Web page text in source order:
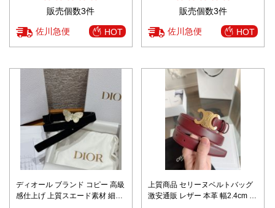
販売個数3件
佐川急便 HOT
販売個数3件
佐川急便 HOT
ディオール ブランド コピー 高級
感仕上げ 上質スエード素材 細部
上質商品 セリーヌベルトバッグ
激安通販 レザー 本革 幅2.4cm ビ